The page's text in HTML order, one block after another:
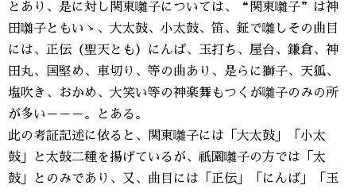
とあり、是に対し関東囃子については、“関東囃子”は神
田囃子ともいゝ、大太鼓、小太鼓、笛、鉦で囃しその曲目
には、正伝（聖天とも）にんば、玉打ち、屋台、鎌倉、神
田丸、国堅め、車切り、等の曲あり、是らに獅子、天狐、
塩吹き、おかめ、大笑い等の神楽舞もつくが囃子のみの所
が多い－－－。とある。
此の考証記述に依ると、関東囃子には「大太鼓」「小太
鼓」と太鼓二種を揚げているが、祇園囃子の方では「太
鼓」とのみであり、又、曲目には「正伝」「にんば」「玉